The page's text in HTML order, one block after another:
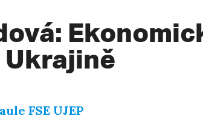
Ukrajině
FSE UJEP